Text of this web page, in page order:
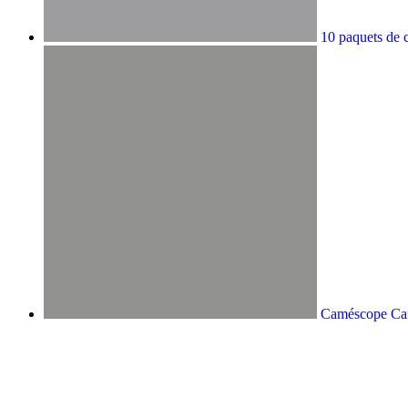
10 paquets
Caméscope